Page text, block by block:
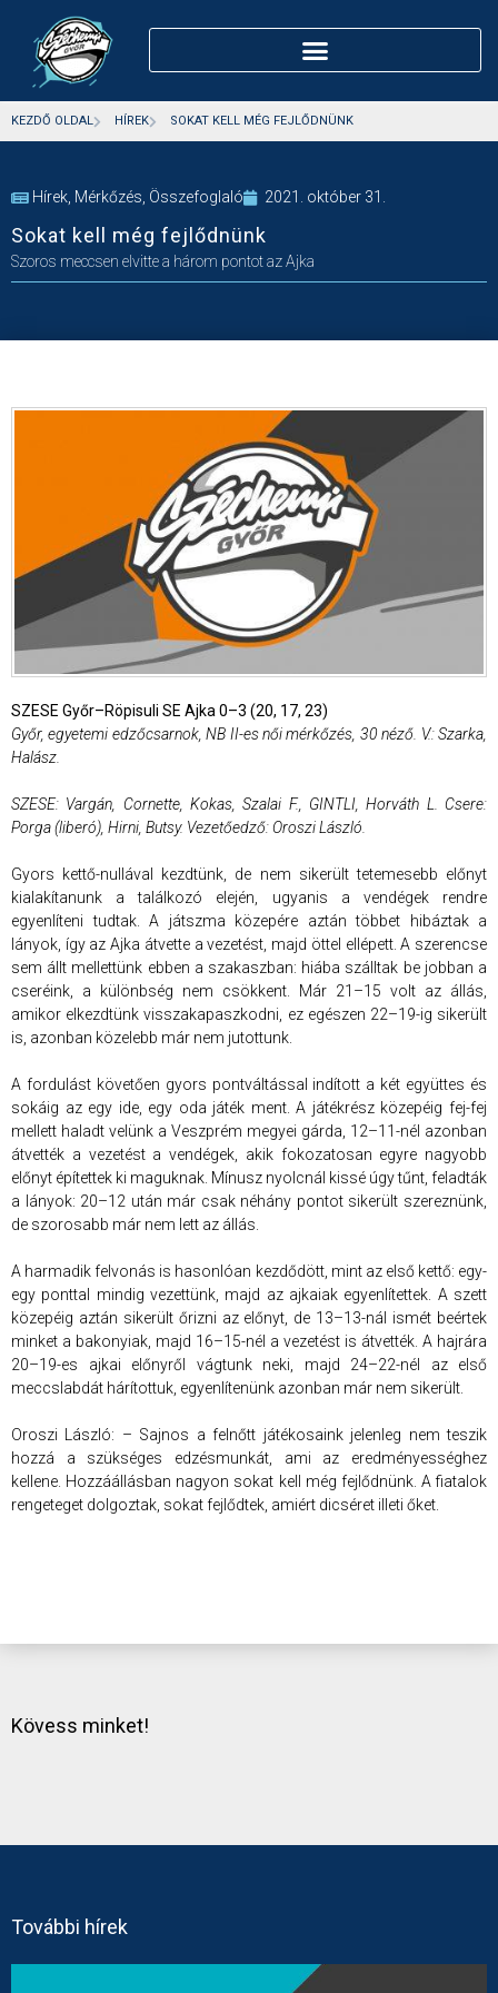
KEZDŐ OLDAL HÍREK SOKAT KELL MÉG FEJLŐDNÜNK
Hírek Mérkőzés Összefoglaló 2021. október 31.
Sokat kell még fejlődnünk
Szoros meccsen elvitte a három pontot az Ajka
SZESE Győr–Röpisuli SE Ajka 0–3 (20, 17, 23)
Győr, egyetemi edzőcsarnok, NB II-es női mérkőzés, 30 néző. V.: Szarka,
Halász.
SZESE: Vargán, Cornette, Kokas, Szalai F., GINTLI, Horváth L. Csere:
Porga (liberó), Hirni, Butsy. Vezetőedző: Oroszi László.
Gyors kettő-nullával kezdtünk, de nem sikerült tetemesebb előnyt
kialakítanunk a találkozó elején, ugyanis a vendégek rendre
egyenlíteni tudtak. A játszma közepére aztán többet hibáztak a
lányok, így az Ajka átvette a vezetést, majd öttel ellépett. A szerencse
sem állt mellettünk ebben a szakaszban: hiába szálltak be jobban a
cseréink, a különbség nem csökkent. Már 21–15 volt az állás,
amikor elkezdtünk visszakapaszkodni, ez egészen 22–19-ig sikerült
is, azonban közelebb már nem jutottunk.
A fordulást követően gyors pontváltással indított a két együttes és
sokáig az egy ide, egy oda játék ment. A játékrész közepéig fej-fej
mellett haladt velünk a Veszprém megyei gárda, 12–11-nél azonban
átvették a vezetést a vendégek, akik fokozatosan egyre nagyobb
előnyt építettek ki maguknak. Mínusz nyolcnál kissé úgy tűnt, feladták
a lányok: 20–12 után már csak néhány pontot sikerült szereznünk,
de szorosabb már nem lett az állás.
A harmadik felvonás is hasonlóan kezdődött, mint az első kettő: egy-
egy ponttal mindig vezettünk, majd az ajkaiak egyenlítettek. A szett
közepéig aztán sikerült őrizni az előnyt, de 13–13-nál ismét beértek
minket a bakonyiak, majd 16–15-nél a vezetést is átvették. A hajrára
20–19-es ajkai előnyről vágtunk neki, majd 24–22-nél az első
meccslabdát hárítottuk, egyenlítenünk azonban már nem sikerült.
Oroszi László: – Sajnos a felnőtt játékosaink jelenleg nem teszik
hozzá a szükséges edzésmunkát, ami az eredményességhez
kellene. Hozzáállásban nagyon sokat kell még fejlődnünk. A fiatalok
rengeteget dolgoztak, sokat fejlődtek, amiért dicséret illeti őket.
Kövess minket!
További hírek